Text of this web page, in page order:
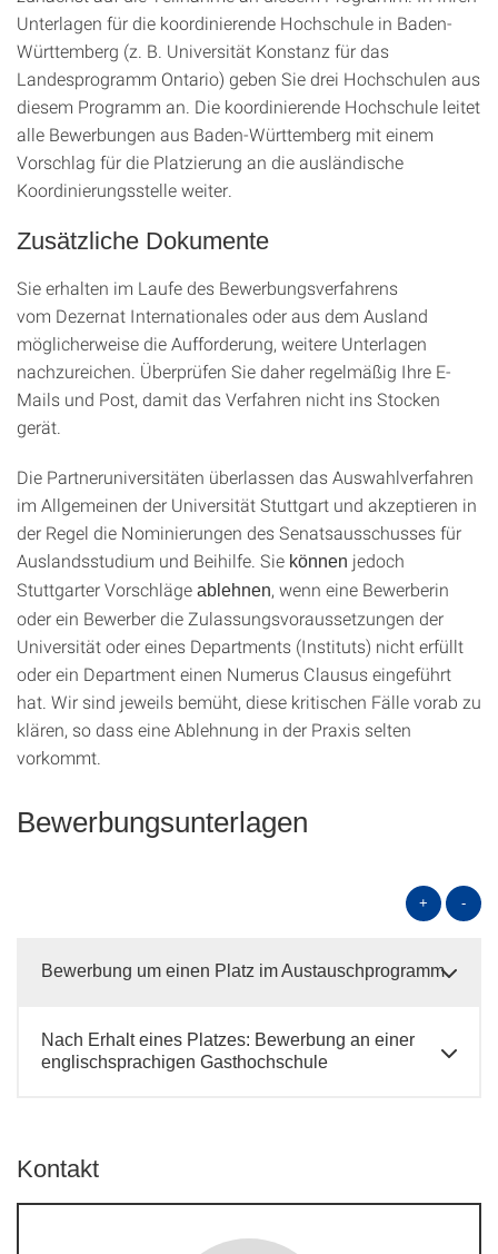
Unterlagen für die koordinierende Hochschule in Baden-
Württemberg (z. B. Universität Konstanz für das
Landesprogramm Ontario) geben Sie drei Hochschulen aus
diesem Programm an. Die koordinierende Hochschule leitet
alle Bewerbungen aus Baden-Württemberg mit einem
Vorschlag für die Platzierung an die ausländische
Koordinierungsstelle weiter.
Zusätzliche Dokumente
Sie erhalten im Laufe des Bewerbungsverfahrens
vom Dezernat Internationales oder aus dem Ausland
möglicherweise die Aufforderung, weitere Unterlagen
nachzureichen. Überprüfen Sie daher regelmäßig Ihre E-
Mails und Post, damit das Verfahren nicht ins Stocken
gerät.
Die Partneruniversitäten überlassen das Auswahlverfahren
im Allgemeinen der Universität Stuttgart und akzeptieren in
der Regel die Nominierungen des Senatsausschusses für
Auslandsstudium und Beihilfe. Sie können jedoch
Stuttgarter Vorschläge ablehnen, wenn eine Bewerberin
oder ein Bewerber die Zulassungsvoraussetzungen der
Universität oder eines Departments (Instituts) nicht erfüllt
oder ein Department einen Numerus Clausus eingeführt
hat. Wir sind jeweils bemüht, diese kritischen Fälle vorab zu
klären, so dass eine Ablehnung in der Praxis selten
vorkommt.
Bewerbungsunterlagen
+ -
Bewerbung um einen Platz im Austauschprogramm
Nach Erhalt eines Platzes: Bewerbung an einer
englischsprachigen Gasthochschule
Kontakt